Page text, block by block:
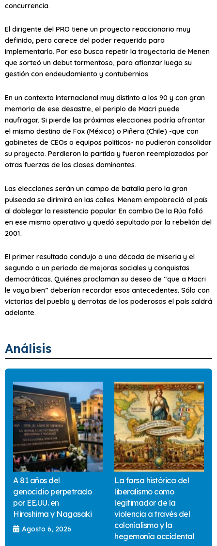
concurrencia.
El dirigente del PRO tiene un proyecto reaccionario muy
definido, pero carece del poder requerido para
implementarlo. Por eso busca repetir la trayectoria de Menen
que sorteó un debut tormentoso, para afianzar luego su
gestión con endeudamiento y contubernios.
En un contexto internacional muy distinto a los 90 y con gran
memoria de ese desastre, el periplo de Macri puede
naufragar. Si pierde las próximas elecciones podría afrontar
el mismo destino de Fox (México) o Piñera (Chile) -que con
gabinetes de CEOs o equipos políticos- no pudieron consolidar
su proyecto. Perdieron la partida y fueron reemplazados por
otras fuerzas de las clases dominantes.
Las elecciones serán un campo de batalla pero la gran
pulseada se dirimirá en las calles. Menem empobreció al país
al doblegar la resistencia popular. En cambio De la Rúa falló
en ese mismo operativo y quedó sepultado por la rebelión del
2001.
El primer resultado condujo a una década de miseria y el
segundo a un periodo de mejoras sociales y conquistas
democráticas. Quiénes proclaman su deseo de “que a Macri
le vaya bien” deberían recordar esos antecedentes. Sólo con
victorias del pueblo y derrotas de los poderosos el país saldrá
adelante.
Análisis
A 81 años del
genocidio perpetrado
por EE.UU. en
Hiroshima y Nagasaki
Agosto 6, 2026
La farsa histórica del
liberalismo como
legitimador de la
violencia a través del
colonialismo y la
hegemonía occidental